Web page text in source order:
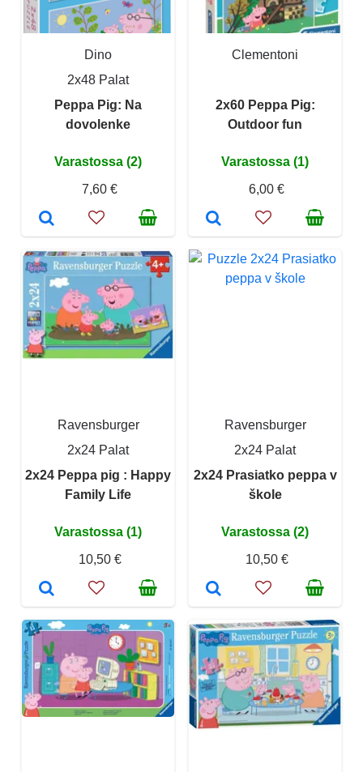
Dino
2x48 Palat
Peppa Pig: Na
dovolenke
Varastossa (2)
7,60 €
Clementoni
2x60 Peppa Pig:
Outdoor fun
Varastossa (1)
6,00 €
Ravensburger
2x24 Palat
2x24 Peppa pig : Happy
Family Life
Varastossa (1)
10,50 €
Ravensburger
2x24 Palat
2x24 Prasiatko peppa v
škole
Varastossa (2)
10,50 €